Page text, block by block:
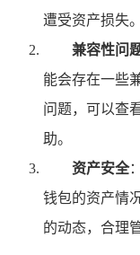
遭受资产损失。
兼容性问
能会存在一些
问题，可以查
助。
资产安全
钱包的资产情
的动态，合理